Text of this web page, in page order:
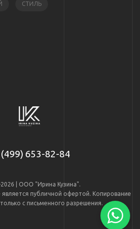
СТИЛЬ
(499) 653-82-84
| ООО "Ирина Кузина".
публичной офертой. Копирование
с письменного разрешения.